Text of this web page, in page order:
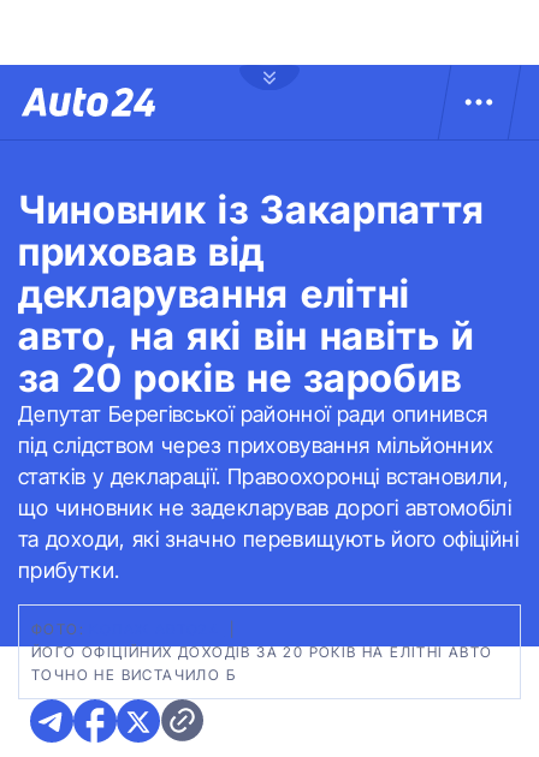
Чиновник із Закарпаття
приховав від
декларування елітні
авто, на які він навіть й
за 20 років не заробив
Депутат Берегівської районної ради опинився
під слідством через приховування мільйонних
статків у декларації. Правоохоронці встановили,
що чиновник не задекларував дорогі автомобілі
та доходи, які значно перевищують його офіційні
прибутки.
ФОТО:
ЙОГО ОФІЦІЙНИХ ДОХОДІВ ЗА 20 РОКІВ НА ЕЛІТНІ АВТО
ТОЧНО НЕ ВИСТАЧИЛО Б